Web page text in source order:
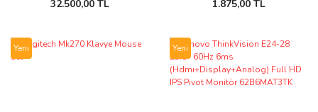
32.500,00 TL 1.875,00 TL
Yeni Yeni